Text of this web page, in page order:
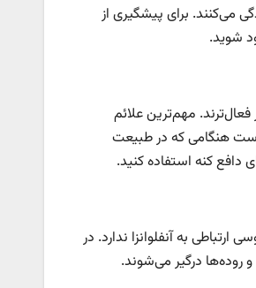
می‌کنند. برای پیشگیری از
شوید.
مهم‌ترین علائم
هنگامی که در طبیعت
دافع کنه استفاده کنید.
به آنفلوانزا ندارد. در
و روده‌ها درگیر می‌شوند.